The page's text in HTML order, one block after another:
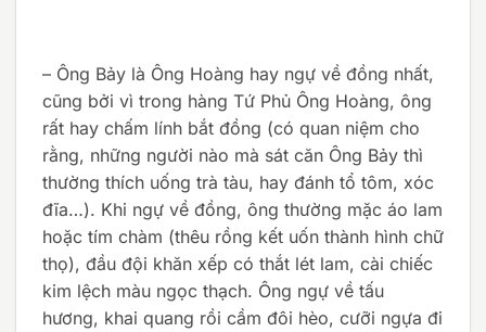
– Ông Bảy là Ông Hoàng hay ngự về đồng nhất,
cũng bởi vì trong hàng Tứ Phủ Ông Hoàng, ông
rất hay chấm lính bắt đồng (có quan niệm cho
rằng, những người nào mà sát căn Ông Bảy thì
thường thích uống trà tàu, hay đánh tổ tôm, xóc
đĩa…). Khi ngự về đồng, ông thường mặc áo lam
hoặc tím chàm (thêu rồng kết uốn thành hình chữ
thọ), đầu đội khăn xếp có thắt lét lam, cài chiếc
kim lệch màu ngọc thạch. Ông ngự về tấu
hương, khai quang rồi cầm đôi hèo, cưỡi ngựa đi